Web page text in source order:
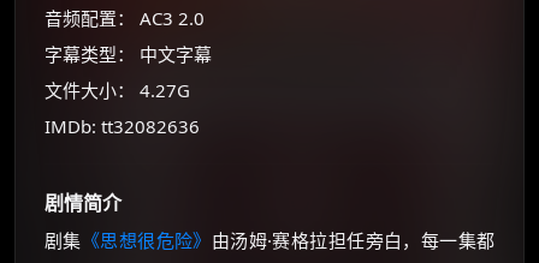
音频配置： AC3 2.0
字幕类型： 中文字幕
文件大小： 4.27G
IMDb: tt32082636
剧情简介
剧集 《思想很危险》 由汤姆·赛格拉担任旁白，每一集都
如夸克12个月送14天 最低75元！
还有支付宝现金红包、外卖红包、
☕ 海外大侠？通过 Ko-fi 赐茶